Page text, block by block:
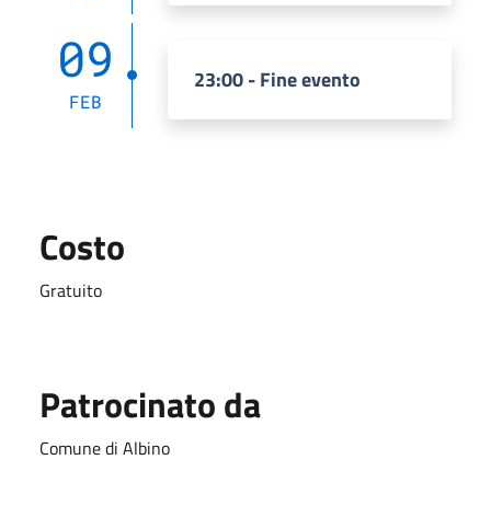
09
FEB
23:00 - Fine evento
Costo
Gratuito
Patrocinato da
Comune di Albino